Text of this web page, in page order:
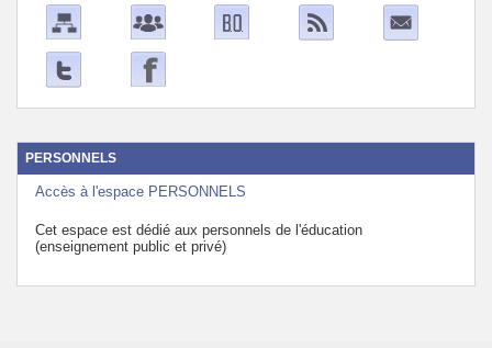
PERSONNELS
Accès à l'espace PERSONNELS
Cet espace est dédié aux personnels de l'éducation
(enseignement public et privé)